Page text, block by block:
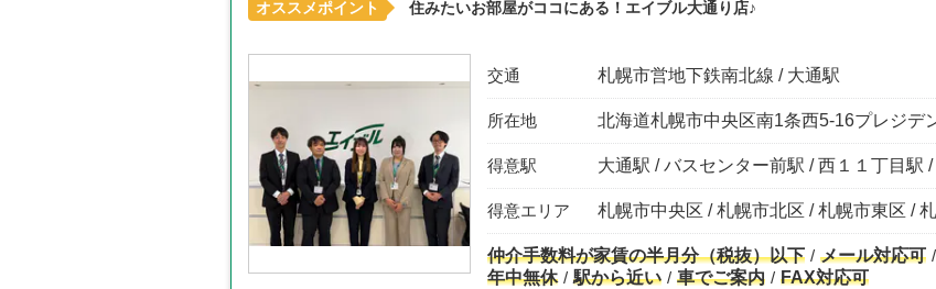
オススメポイント 住みたいお部屋がココにある！エイブル大通り店♪
交通 札幌市営地下鉄南北線 / 大通駅
所在地 北海道札幌市中央区南1条西5-16プレジ
得意駅 大通駅 / バスセンター前駅 / 西１１丁目駅
得意エリア 札幌市中央区 / 札幌市北区 / 札幌市東区 /
仲介手数料が家賃の半月分（税抜）以下 メール対応可
年中無休
駅から近い 車でご案内 FAX対応可